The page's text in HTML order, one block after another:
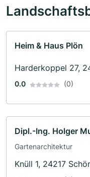
Heim & Haus Plön
Harderkoppel 27,
0.0 (0)
Dipl.-Ing. Holger
Gartenarchitektur
Knüll 1, 24217